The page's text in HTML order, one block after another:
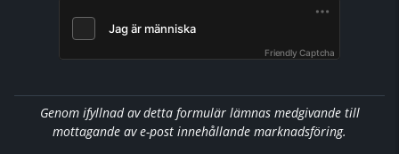
Friendly Captcha
Genom ifyllnad av detta formulär lämnas medgivande till
mottagande av e-post innehållande marknadsföring.